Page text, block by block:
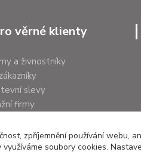
věrné klienty
a živnostníky
slevy
firmy
zpříjemnění používání webu,
soubory cookies.